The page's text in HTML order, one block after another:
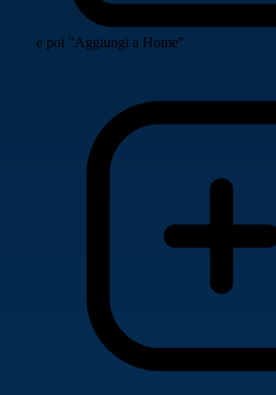
e poi "Aggiungi a Home"